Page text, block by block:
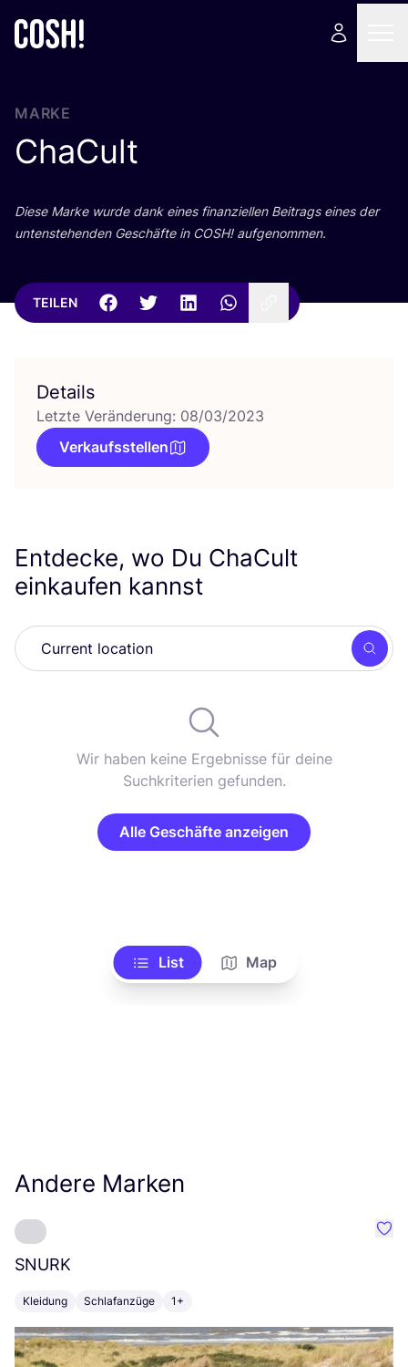
MARKE
ChaCult
Die­se Mar­ke wur­de dank eines finan­zi­el­len Bei­trags eines der
unten­ste­hen­den Geschäf­te in COSH! aufgenommen.
TEILEN
Details
Letzte Veränderung: 08/03/2023
Verkaufsstellen
Entdecke, wo Du ChaCult
einkaufen kannst
Wir haben keine Ergebnisse für deine
Suchkriterien gefunden.
Alle Geschäfte anzeigen
List Map
Andere Marken
SNURK
Kleidung Schlafanzüge 1+